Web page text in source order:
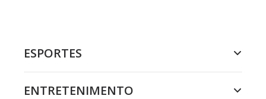
ESPORTES
ENTRETENIMENTO